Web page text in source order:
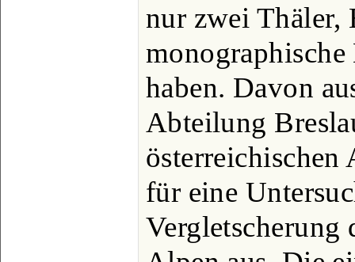
nur zwei Thäler,
haben. Davon
Abteilung
österreichischen
für eine
Vergletscherung